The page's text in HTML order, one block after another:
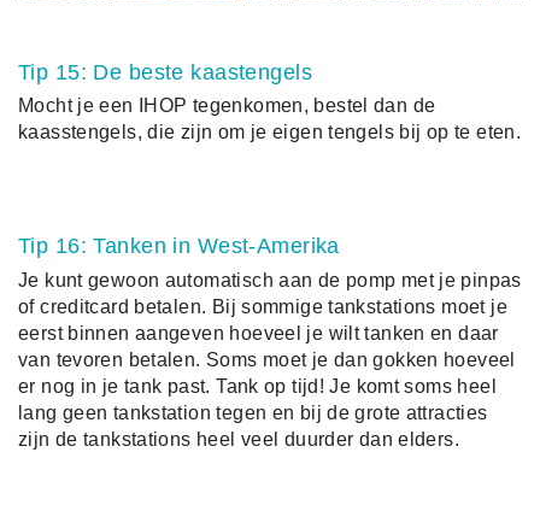
Tip 15: De beste kaastengels
Mocht je een IHOP tegenkomen, bestel dan de
kaasstengels, die zijn om je eigen tengels bij op te eten.
Tip 16: Tanken in West-Amerika
Je kunt gewoon automatisch aan de pomp met je pinpas
of creditcard betalen. Bij sommige tankstations moet je
eerst binnen aangeven hoeveel je wilt tanken en daar
van tevoren betalen. Soms moet je dan gokken hoeveel
er nog in je tank past. Tank op tijd! Je komt soms heel
lang geen tankstation tegen en bij de grote attracties
zijn de tankstations heel veel duurder dan elders.